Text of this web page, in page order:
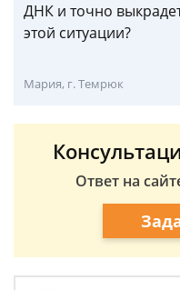
ДНК и точно
этой ситуации?
Мария, г. Темрюк
Ответ на